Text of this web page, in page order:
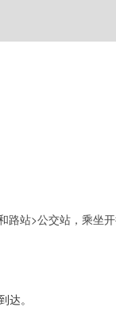
站>公交站，乘坐
。